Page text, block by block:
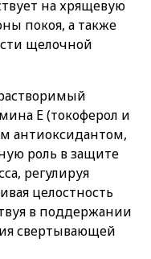
на хрящевую
покоя, а также
щелочной
Е (токоферол и
антиоксидантом,
роль в защите
регулируя
целостность
в поддержании
свертывающей